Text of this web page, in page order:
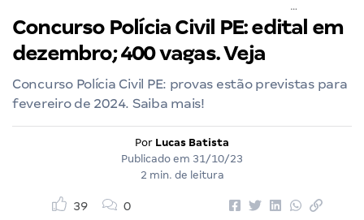
Concurso Polícia Civil PE: edital em
dezembro; 400 vagas. Veja
Concurso Polícia Civil PE: provas estão previstas para
fevereiro de 2024. Saiba mais!
Por Lucas Batista
Publicado em 31/10/23
2 min. de leitura
39 0